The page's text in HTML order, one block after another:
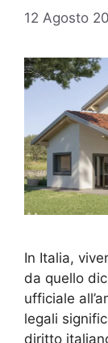
12 Agosto
In Italia,
da quello
ufficiale
legali
diritto